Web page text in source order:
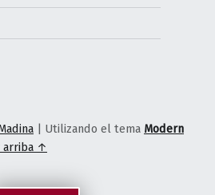
| Utilizando el tema Modern
arriba ↑